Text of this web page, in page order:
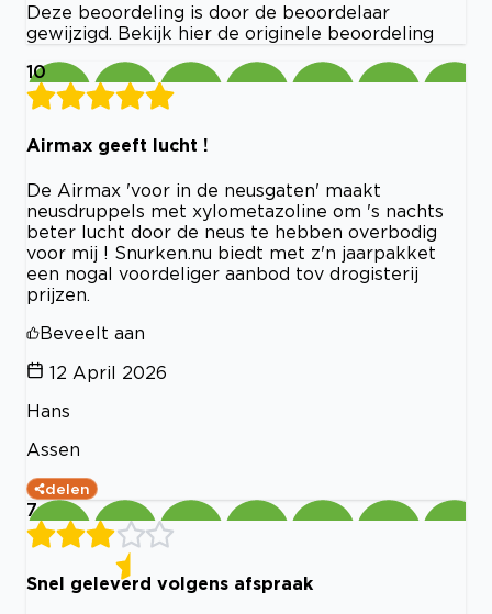
Deze beoordeling is door de beoordelaar
gewijzigd. Bekijk hier de originele beoordeling
10
Airmax geeft lucht !
De Airmax 'voor in de neusgaten' maakt
neusdruppels met xylometazoline om 's nachts
beter lucht door de neus te hebben overbodig
voor mij ! Snurken.nu biedt met z'n jaarpakket
een nogal voordeliger aanbod tov drogisterij
prijzen.
Beveelt aan
12 April 2026
Hans
Assen
delen
7
Snel geleverd volgens afspraak